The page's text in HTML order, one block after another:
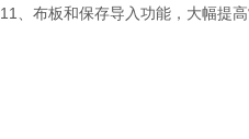
11、布板和保存导入功能，大幅提